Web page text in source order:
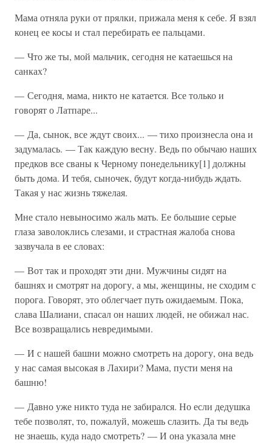
Мама отняла руки от прялки, прижала меня к себе. Я взял
конец ее косы и стал перебирать ее пальцами.
— Что же ты, мой мальчик, сегодня не катаешься на
санках?
— Сегодня, мама, никто не катается. Все только и
говорят о Латпаре...
— Да, сынок, все ждут своих... — тихо произнесла она и
задумалась. — Так каждую весну. Ведь по обычаю наших
предков все сваны к Черному понедельнику[1] должны
быть дома. И тебя, сыночек, будут когда-нибудь ждать.
Такая у нас жизнь тяжелая.
Мне стало невыносимо жаль мать. Ее большие серые
глаза заволоклись слезами, и страстная жалоба снова
зазвучала в ее словах:
— Вот так и проходят эти дни. Мужчины сидят на
башнях и смотрят на дорогу, а мы, женщины, не сходим с
порога. Говорят, это облегчает путь ожидаемым. Пока,
слава Шалиани, спасал он наших людей, не обижал нас.
Все возвращались невредимыми.
— И с нашей башни можно смотреть на дорогу, она ведь
у нас самая высокая в Лахири? Мама, пусти меня на
башню!
— Давно уже никто туда не забирался. Но если дедушка
тебе позволят, то, пожалуй, можешь слазить. Да ты ведь
не знаешь, куда надо смотреть? — И она указала мне